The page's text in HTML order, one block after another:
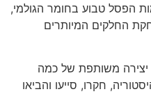
הפסל טבוע בחומר הגולמי,
החלקים המיותרים
יצירה משותפת של כמה
חקרו, סייעו והביאו